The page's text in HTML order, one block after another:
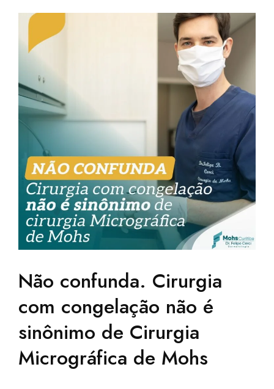
Não confunda. Cirurgia
com congelação não é
sinônimo de Cirurgia
Micrográfica de Mohs